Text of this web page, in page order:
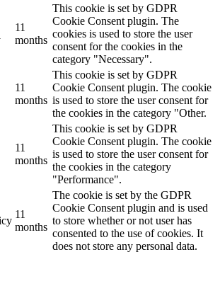
11
months
This cookie is set by GDPR
Cookie Consent plugin. The
cookies is used to store the user
consent for the cookies in the
category "Necessary".
11
months
This cookie is set by GDPR
Cookie Consent plugin. The cookie
is used to store the user consent for
the cookies in the category "Other.
11
months
This cookie is set by GDPR
Cookie Consent plugin. The cookie
is used to store the user consent for
the cookies in the category
"Performance".
11
months
The cookie is set by the GDPR
Cookie Consent plugin and is used
to store whether or not user has
consented to the use of cookies. It
does not store any personal data.